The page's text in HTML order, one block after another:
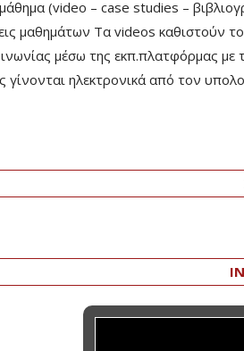
(video – case studies –
μαθημάτων Τα videos καθιστούν
μέσω της εκπ.πλατφόρμας με
γίνονται ηλεκτρονικά από τον